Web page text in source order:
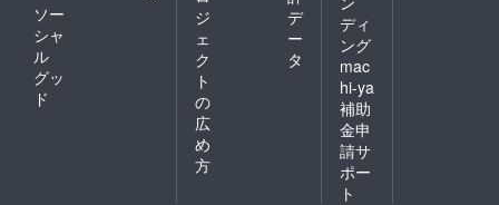
ソー
シャ
ル
グッ
ド
ジ
ェ
ク
ト
の
広
め
方
デ
ー
タ
ディ
ング
mac
hi-ya
補助
金申
請サ
ポー
ト